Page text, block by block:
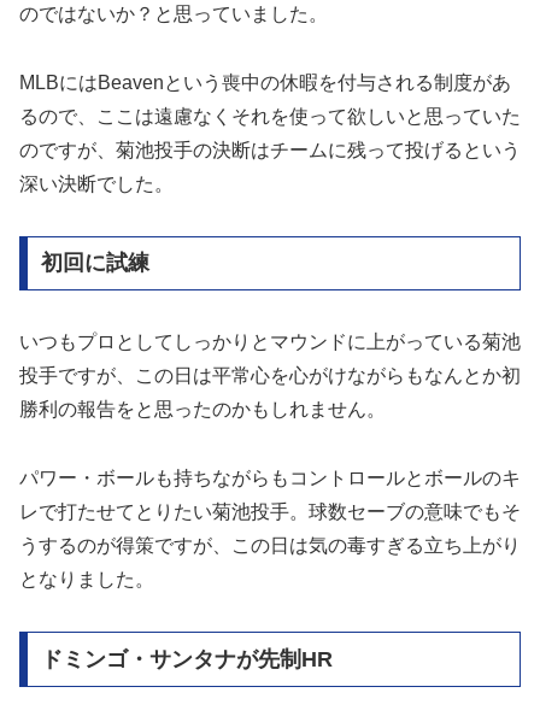
のではないか？と思っていました。
MLBにはBeavenという喪中の休暇を付与される制度があ
るので、ここは遠慮なくそれを使って欲しいと思っていた
のですが、菊池投手の決断はチームに残って投げるという
深い決断でした。
初回に試練
いつもプロとしてしっかりとマウンドに上がっている菊池
投手ですが、この日は平常心を心がけながらもなんとか初
勝利の報告をと思ったのかもしれません。
パワー・ボールも持ちながらもコントロールとボールのキ
レで打たせてとりたい菊池投手。球数セーブの意味でもそ
うするのが得策ですが、この日は気の毒すぎる立ち上がり
となりました。
ドミンゴ・サンタナが先制HR